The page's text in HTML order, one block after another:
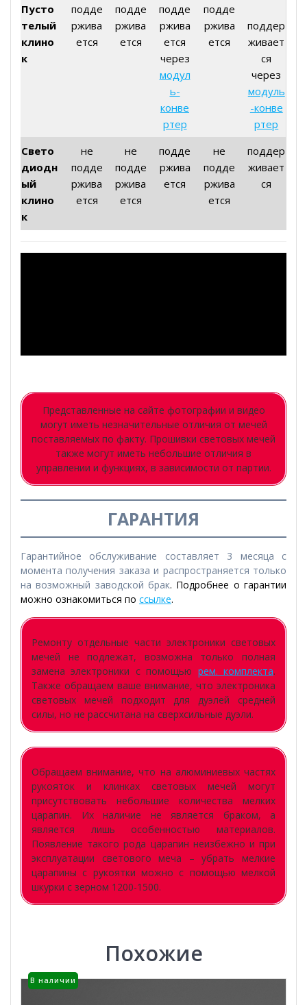
Пусто
телый
клино
к
подде
ржива
ется
подде
ржива
ется
подде
ржива
ется
через
модул
ь-
конве
ртер
подде
ржива
ется
поддер
живает
ся
через
модуль
-конве
ртер
Свето
диодн
ый
клино
к
не
подде
ржива
ется
не
подде
ржива
ется
подде
ржива
ется
не
подде
ржива
ется
поддер
живает
ся
Представленные на сайте фотографии и видео
могут иметь незначительные отличия от мечей
поставляемых по факту. Прошивки световых мечей
также могут иметь небольшие отличия в
управлении и функциях, в зависимости от партии.
ГАРАНТИЯ
Гарантийное обслуживание составляет 3 месяца с
момента получения заказа и распространяется только
на возможный заводской брак. Подробнее о гарантии
можно ознакомиться по ссылке.
Ремонту отдельные части электроники световых
мечей не подлежат, возможна только полная
замена электроники с помощью рем. комплекта.
Также обращаем ваше внимание, что электроника
световых мечей подходит для дуэлей средней
силы, но не рассчитана на сверхсильные дуэли.
Обращаем внимание, что на алюминиевых частях
рукояток и клинках световых мечей могут
присутствовать небольшие количества мелких
царапин. Их наличие не является браком, а
является лишь особенностью материалов.
Появление такого рода царапин неизбежно и при
эксплуатации светового меча – убрать мелкие
царапины с рукоятки можно с помощью мелкой
шкурки с зерном 1200-1500.
Похожие
В наличии